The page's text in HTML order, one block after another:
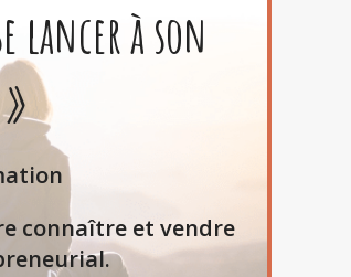
lancer à son
connaître et vendre